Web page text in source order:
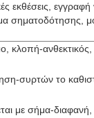
εκθέσεις,
σηματοδότησης,
κλοπή-
συρτών το
με σήμα-